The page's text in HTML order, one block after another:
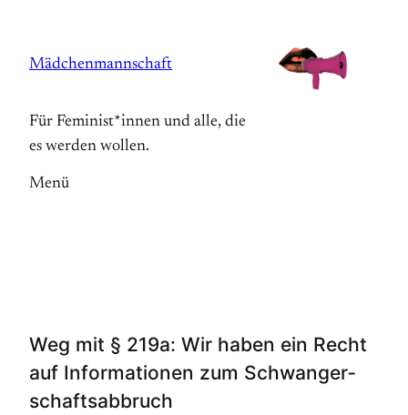
springen
Mädchenmannschaft
Für Feminist*innen und alle, die
es werden wollen.
Menü
Weg mit § 219a: Wir haben ein Recht
auf Informationen zum Schwanger­
schafts­abbruch